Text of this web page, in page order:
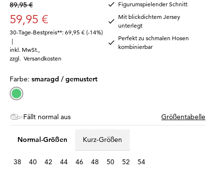
89,95 €
59,95 €
30-Tage-Bestpreis**: 69,95 € (-14%)
|
inkl. MwSt.
zzgl. Versandkosten
Figurumspielender Schnitt
Mit blickdichtem Jersey
unterlegt
Perfekt zu schmalen Hosen
kombinierbar
Farbe: smaragd / gemustert
Fällt normal aus Größentabelle
Normal-Größen Kurz-Größen
38 40 42 44 46 48 50 52
54